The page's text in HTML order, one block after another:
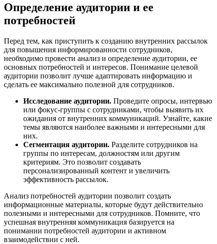
Определение аудитории и ее
потребностей
Перед тем, как приступить к созданию внутренних рассылок
для повышения информированности сотрудников,
необходимо провести анализ и определение аудитории, ее
основных потребностей и интересов. Понимание целевой
аудитории позволит лучше адаптировать информацию и
сделать ее максимально полезной для сотрудников.
Исследование аудитории. Проведите опросы, интервью
или фокус-группы с сотрудниками, чтобы выявить их
ожидания от внутренних коммуникаций. Узнайте, какие
темы являются наиболее важными и интересными для
них.
Сегментация аудитории. Разделите сотрудников на
группы по интересам, должностям или другим
критериям. Это позволит создавать
персонализированный контент и увеличить
эффективность рассылок.
Анализ потребностей аудитории позволит создать
информационные материалы, которые будут действительно
полезными и интересными для сотрудников. Помните, что
успешная внутренняя коммуникация базируется на
понимании потребностей аудитории и активном
взаимодействии с ней.